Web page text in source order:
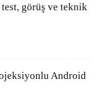
görüş ve teknik
Android